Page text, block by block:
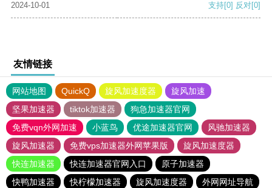
2024-10-01
支持[0] 反对[0]
友情链接
网站地图 QuickQ 旋风加速度器
旋风加速
坚果加速器
tiktok加速器
狗急加速器官网
免费vqn外网加速
小蓝鸟 优途加速器官网
风驰加速器
旋风加速器
免费vps加速器外网苹果版
旋风加速度器
快连加速器
快连加速器官网入口
原子加速器
快鸭加速器
快柠檬加速器 旋风加速度器
外网网址导航